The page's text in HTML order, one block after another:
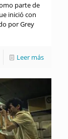
parte de
inició con
por Grey
Leer más